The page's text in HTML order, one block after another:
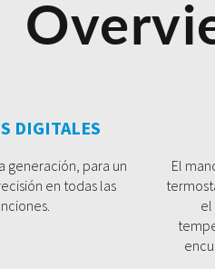
DIGITALES
generación, para un
en todas las
El